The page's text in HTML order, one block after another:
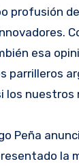
profusión
esa
parrilleros
los nuestros
Peña
la